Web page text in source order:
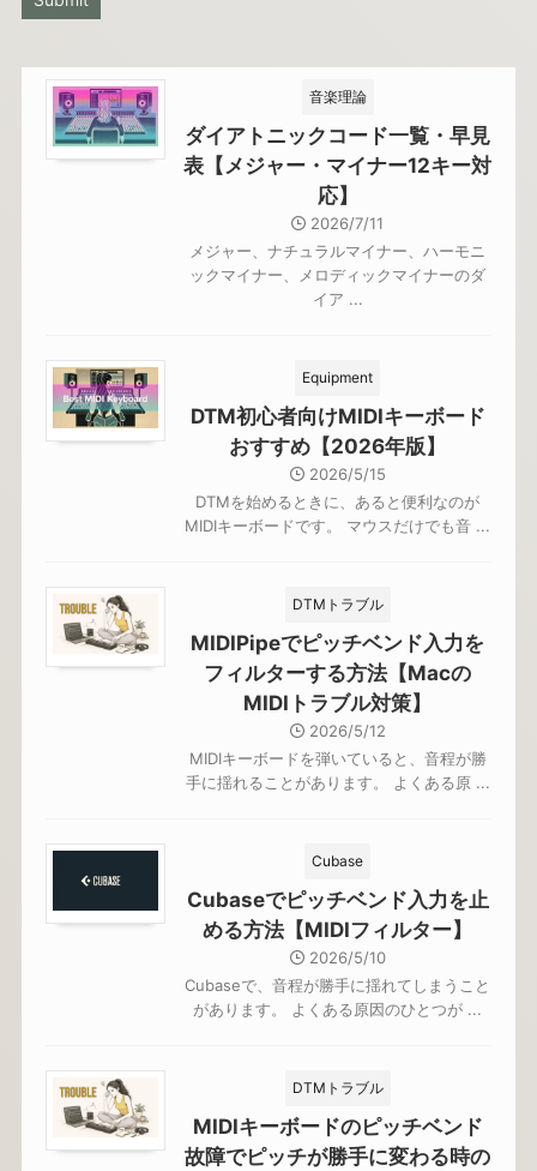
音楽理論
ダイアトニックコード一覧・早見
表【メジャー・マイナー12キー対
応】
2026/7/11
メジャー、ナチュラルマイナー、ハーモニ
ックマイナー、メロディックマイナーのダ
イア ...
Equipment
DTM初心者向けMIDIキーボード
おすすめ【2026年版】
2026/5/15
DTMを始めるときに、あると便利なのが
MIDIキーボードです。 マウスだけでも音 ...
DTMトラブル
MIDIPipeでピッチベンド入力を
フィルターする方法【Macの
MIDIトラブル対策】
2026/5/12
MIDIキーボードを弾いていると、音程が勝
手に揺れることがあります。 よくある原 ...
Cubase
Cubaseでピッチベンド入力を止
める方法【MIDIフィルター】
2026/5/10
Cubaseで、音程が勝手に揺れてしまうこと
があります。 よくある原因のひとつが ...
DTMトラブル
MIDIキーボードのピッチベンド
故障でピッチが勝手に変わる時の